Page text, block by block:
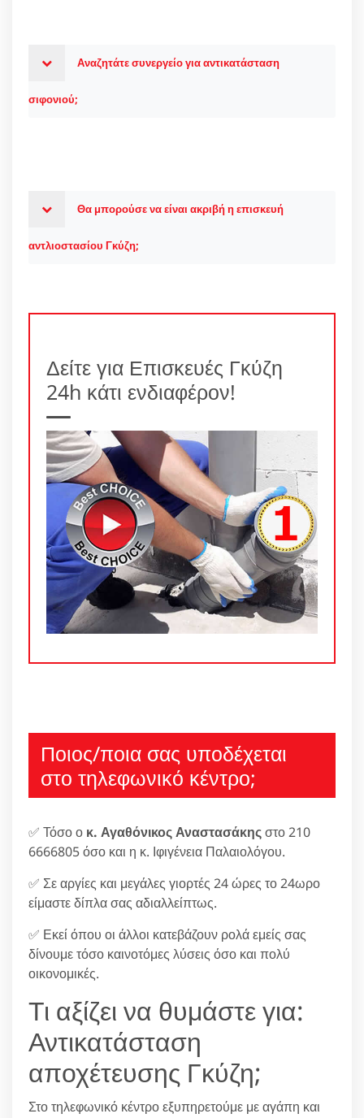
Αναζητάτε συνεργείο για αντικατάσταση
σιφονιού;
Θα μπορούσε να είναι ακριβή η επισκευή
αντλιοστασίου Γκύζη;
Δείτε για Επισκευές Γκύζη
24h κάτι ενδιαφέρον!
Ποιος/ποια σας υποδέχεται
στο τηλεφωνικό κέντρο;
✅ Τόσο ο κ. Αγαθόνικος Αναστασάκηςστο 210
6666805 όσο και η κ. Ιφιγένεια Παλαιολόγου.
✅ Σε αργίες και μεγάλες γιορτές 24 ώρες το 24ωρο
είμαστε δίπλα σας αδιαλλείπτως.
✅ Εκεί όπου οι άλλοι κατεβάζουν ρολά εμείς σας
δίνουμε τόσο καινοτόμες λύσεις όσο και πολύ
οικονομικές.
Τι αξίζει να θυμάστε για:
Αντικατάσταση
αποχέτευσης Γκύζη;
Στο τηλεφωνικό κέντρο εξυπηρετούμε με αγάπη και